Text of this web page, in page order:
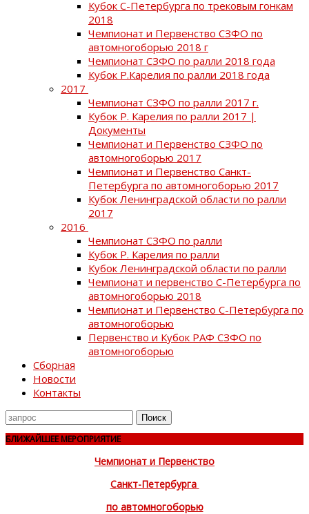
Кубок С-Петербурга по трековым гонкам
2018
Чемпионат и Первенство СЗФО по
автомногоборью 2018 г
Чемпионат СЗФО по ралли 2018 года
Кубок Р.Карелия по ралли 2018 года
2017
Чемпионат СЗФО по ралли 2017 г.
Кубок Р. Карелия по ралли 2017 |
Документы
Чемпионат и Первенство СЗФО по
автомногоборью 2017
Чемпионат и Первенство Санкт-
Петербурга по автомногоборью 2017
Кубок Ленинградской области по ралли
2017
2016
Чемпионат СЗФО по ралли
Кубок Р. Карелия по ралли
Кубок Ленинградской области по ралли
Чемпионат и первенство С-Петербурга по
автомногоборью 2018
Чемпионат и Первенство С-Петербурга по
автомногоборью
Первенство и Кубок РАФ СЗФО по
автомногоборью
Сборная
Новости
Контакты
Поиск
для
БЛИЖАЙШЕЕ МЕРОПРИЯТИЕ
Чемпионат и Первенство
Санкт-Петербурга
по автомногоборью